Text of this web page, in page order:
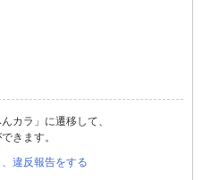
カラ」に遷移して、
きます。
、違反報告をする